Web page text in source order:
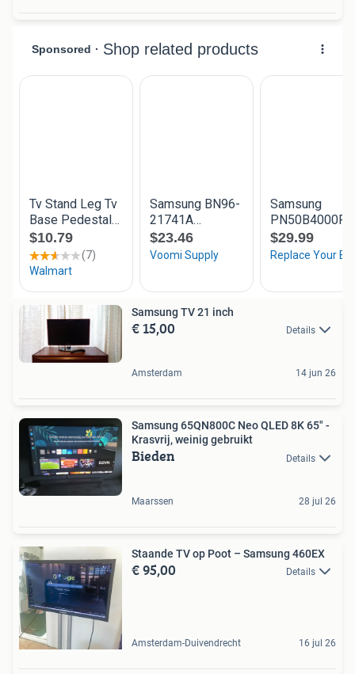
Samsung TV 21 inch
€ 15,00 Details
Amsterdam 14 jun 26
Samsung 65QN800C Neo QLED 8K 65" -
Krasvrij, weinig gebruikt
Bieden Details
Maarssen 28 jul 26
Staande TV op Poot – Samsung 460EX
€ 95,00 Details
Amsterdam-Duivendrecht 16 jul 26